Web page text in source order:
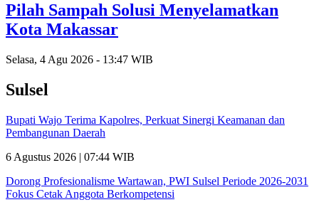
Pilah Sampah Solusi Menyelamatkan
Kota Makassar
Selasa, 4 Agu 2026 - 13:47 WIB
Sulsel
Bupati Wajo Terima Kapolres, Perkuat Sinergi Keamanan dan
Pembangunan Daerah
6 Agustus 2026 | 07:44 WIB
Dorong Profesionalisme Wartawan, PWI Sulsel Periode 2026-2031
Fokus Cetak Anggota Berkompetensi